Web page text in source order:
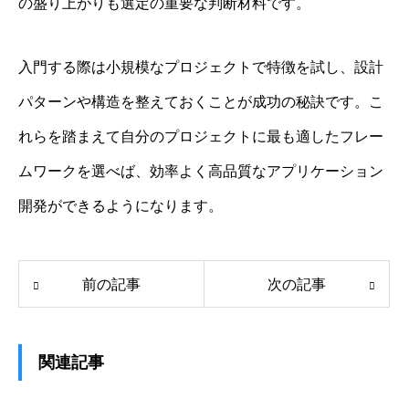
の盛り上がりも選定の重要な判断材料です。
入門する際は小規模なプロジェクトで特徴を試し、設計
パターンや構造を整えておくことが成功の秘訣です。こ
れらを踏まえて自分のプロジェクトに最も適したフレー
ムワークを選べば、効率よく高品質なアプリケーション
開発ができるようになります。
前の記事 次の記事
関連記事